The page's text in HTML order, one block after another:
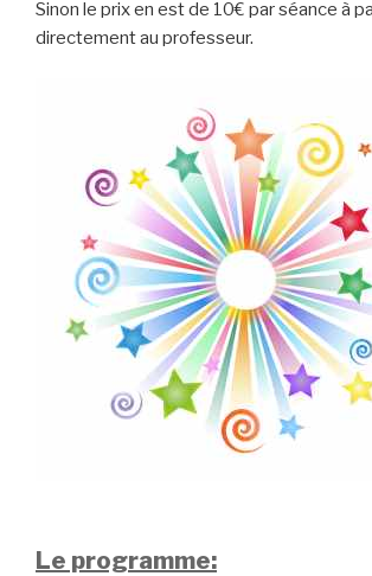
Sinon le prix en est de 10€ par séance à
directement au professeur.
Le programme: